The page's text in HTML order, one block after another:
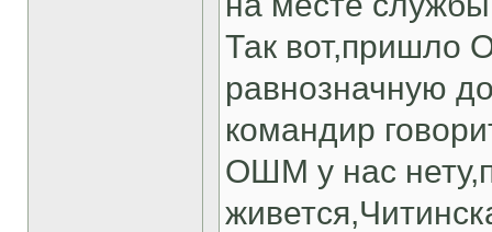
Так вот,пришло
равнозначную
командир
ОШМ у нас